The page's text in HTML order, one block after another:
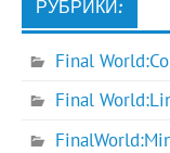
РУБРИКИ:
Final
Final